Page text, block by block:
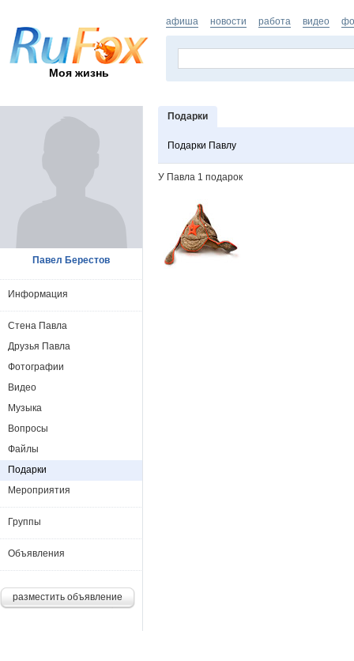
Моя жизнь
афиша новости работа видео
Подарки
Подарки Павлу
У Павла 1 подарок
Павел Берестов
Информация
Стена Павла
Друзья Павла
Фотографии
Видео
Музыка
Вопросы
Файлы
Подарки
Мероприятия
Группы
Объявления
разместить объявление